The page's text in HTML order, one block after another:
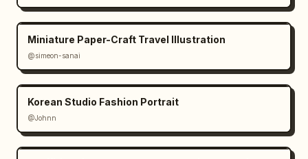
Typografie-Layout:
Massiver vertikaler Nachname entlang der
linken Seite
Kleiner Vorname oben
Teamname und Position nahe der unteren linken
Ecke
Miniature Paper-Craft Travel Illustration
@simeon-sanai
Korean Studio Fashion Portrait
@Johnn